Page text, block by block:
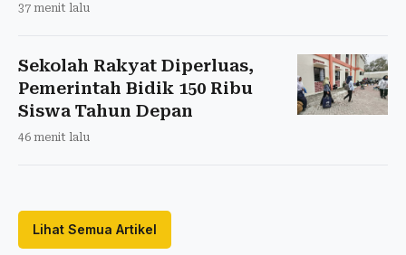
37 menit lalu
Sekolah Rakyat Diperluas,
Pemerintah Bidik 150 Ribu
Siswa Tahun Depan
46 menit lalu
Lihat Semua Artikel